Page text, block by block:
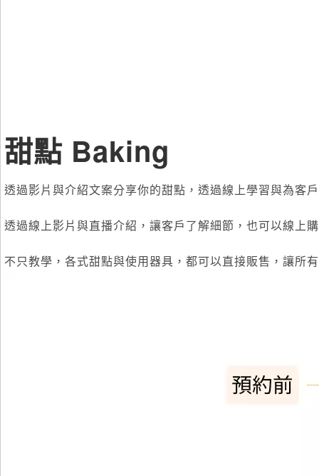
甜點 Baking
透過影片與介紹文案分享你的甜點，透過線上學習與為客
透過線上影片與直播介紹，讓客戶了解細節，也可以線上
不只教學，各式甜點與使用器具，都可以直接販售，讓所